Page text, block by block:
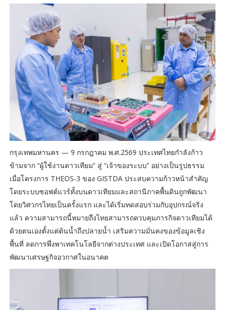
กรุงเทพมหานคร — 9 กรกฎาคม พ.ศ.2569 ประเทศไทยกำลังก้าว
ข้ามจาก “ผู้ใช้งานดาวเทียม” สู่ “เจ้าของระบบ” อย่างเป็นรูปธรรม
เมื่อโครงการ THEOS-3 ของ GISTDA ประสบความก้าวหน้าสำคัญ
โดยระบบซอฟต์แวร์ทั้งบนดาวเทียมและสถานีภาคพื้นดินถูกพัฒนา
โดยวิศวกรไทยเป็นครั้งแรก และได้เริ่มทดสอบร่วมกับอุปกรณ์จริง
แล้ว ความสามารถนี้หมายถึงไทยสามารถควบคุมภารกิจดาวเทียมได้
ด้วยตนเองตั้งแต่ต้นน้ำถึงปลายน้ำ เสริมความมั่นคงของข้อมูลเชิง
พื้นที่ ลดการพึ่งพาเทคโนโลยีจากต่างประเทศ และเปิดโอกาสสู่การ
พัฒนาเศรษฐกิจอวกาศในอนาคต